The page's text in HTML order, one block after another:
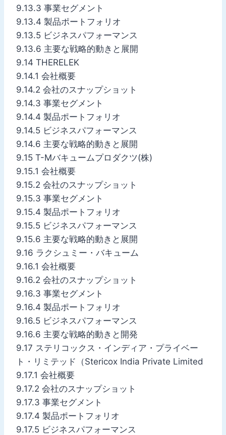
9.13.3 事業セグメント
9.13.4 製品ポートフォリオ
9.13.5 ビジネスパフォーマンス
9.13.6 主要な戦略的動きと展開
9.14 THERELEK
9.14.1 会社概要
9.14.2 会社のスナップショット
9.14.3 事業セグメント
9.14.4 製品ポートフォリオ
9.14.5 ビジネスパフォーマンス
9.14.6 主要な戦略的動きと展開
9.15 T-Mバキュームプロダクツ(株)
9.15.1 会社概要
9.15.2 会社のスナップショット
9.15.3 事業セグメント
9.15.4 製品ポートフォリオ
9.15.5 ビジネスパフォーマンス
9.15.6 主要な戦略的動きと展開
9.16 ラクシュミー・バキューム
9.16.1 会社概要
9.16.2 会社のスナップショット
9.16.3 事業セグメント
9.16.4 製品ポートフォリオ
9.16.5 ビジネスパフォーマンス
9.16.6 主要な戦略的動きと開発
9.17 ステリコックス・インディア・プライベー
ト・リミテッド（Stericox India Private Limited
9.17.1 会社概要
9.17.2 会社のスナップショット
9.17.3 事業セグメント
9.17.4 製品ポートフォリオ
9.17.5 ビジネスパフォーマンス